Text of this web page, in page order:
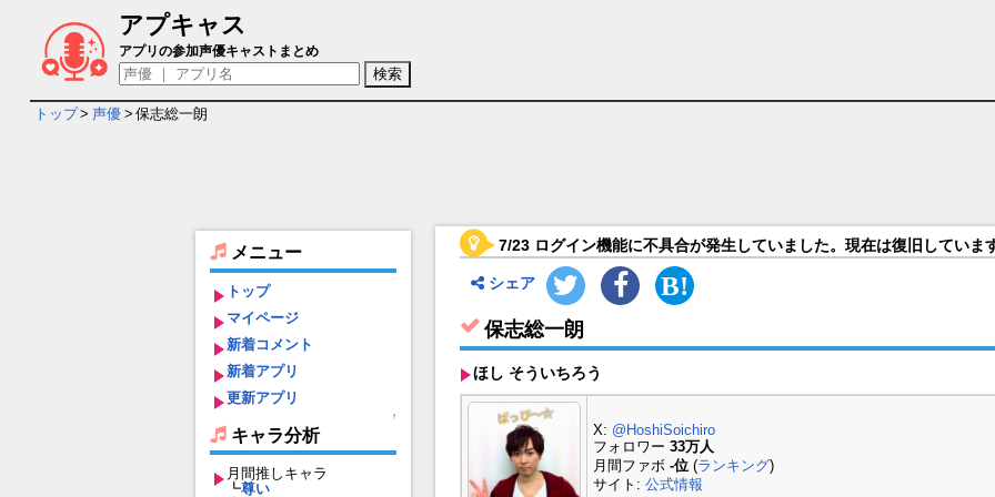
アプキャス
保志総一朗 - 担当ゲームキャラ一覧情報
アプリの参加声優キャストまとめ
トップ> 声優 > 保志総一朗
メニュー
トップ
マイページ
新着コメント
新着アプリ
更新アプリ
↑
キャラ分析
月間推しキャラ
┗尊い
7/23 ログイン機能に不具合が発生していました。現在は復旧していま
シェア
保志総一朗
ほし そういちろう
X: @HoshiSoichiro
フォロワー 33万人
月間ファボ -位(ランキング)
サイト: 公式情報